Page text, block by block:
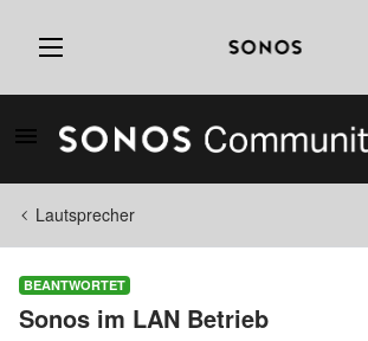
Lautsprecher
BEANTWORTET
Sonos im LAN Betrieb